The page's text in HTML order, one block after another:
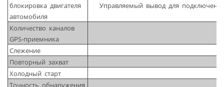
блокировка двигателя
автомобиля
Управляемый вывод для
Количество каналов
GPS-приемника
Слежение
Повторный захват
Холодный старт
Точность обнаружения